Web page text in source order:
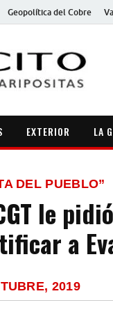
Geopolítica del Cobre
EXTERIOR LA
DEL PUEBLO”
le
a
2019